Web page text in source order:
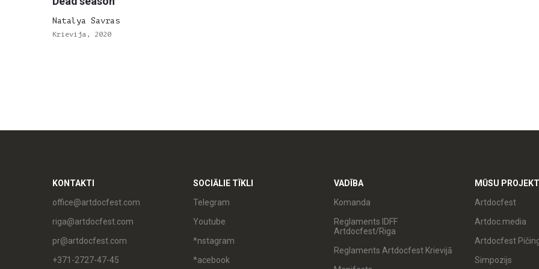
Natalya Savras
Krievija, 2020
KONTAKTI
office@artdocfest.com
riga@artdocfest.com
pr@artdocfest.com
+371-2727-47-45
SOCIĀLIE TĪKLI
Telegram
Youtube
*nstagram
*acebook
VADĪBA
Komanda
Reglaments IDFF
Artdocfest/Riga
Reglaments Artdocfest Krievijā
MŪSU
Artdocfest
Artdoc.media
Artdocfest
Simpozijs